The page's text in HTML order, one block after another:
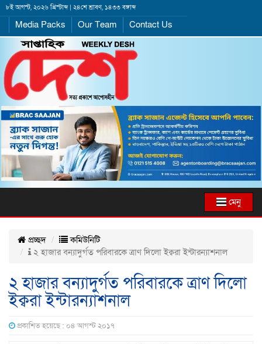
৮ই আগস্ট, ২০২৬ খ্রিস্টাব্দ | ২৪শে শ্রাবণ, ১৪৩৩ বঙ্গাব্দ
Media Packs Our Team Contact Us
মেনু
প্রচ্ছদ
কমিউনিটি
২ হাজার বন্যাদুর্গত পরিবারকে ত্রাণ দিলো ইক্বরা ইন্টারন্যাশনাল
২ হাজার বন্যাদুর্গত পরিবারকে ত্রাণ দিলো
ইক্বরা ইন্টারন্যাশনাল
প্রকাশিত হয়েছে : ০৪ আগস্ট ২০১৭